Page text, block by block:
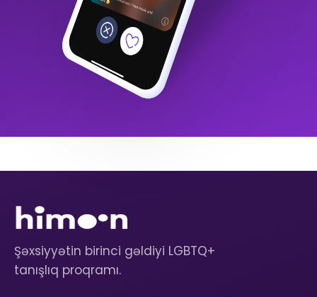
Şəxsiyyətin birinci gəldiyi LGBTQ+
tanışlıq proqramı.